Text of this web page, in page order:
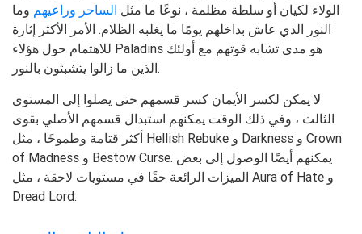
الولاء لكيان أو سلطة مظلمة ، نوعًا ما مثل الساحر وراعيهم وما
النور الذي عاش بداخلهم يومًا ما يغلبه الظلام. الأمر الأكثر إثارة
للاهتمام حول هؤلاء Paladins هو مدى تشابه قوتهم مع أولئك
الذين ما زالوا يتشبثون بالنور.
لا يمكن لكسر الأيمان كسر قسمهم حتى يصلوا إلى المستوى
الثالث ، وفي ذلك الوقت يمكنهم استبدال قسمهم الأصلي بقوى
أكثر قتامة وطموحًا ، مثل Hellish Rebuke و Darkness و Crown
of Madness و Bestow Curse. يمكنهم أيضًا الوصول إلى بعض
الميزات الرائعة حقًا في مستويات لاحقة ، مثل Aura of Hate و
Dread Lord.